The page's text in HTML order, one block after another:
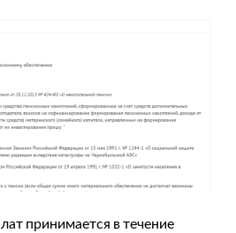
принимается в течение